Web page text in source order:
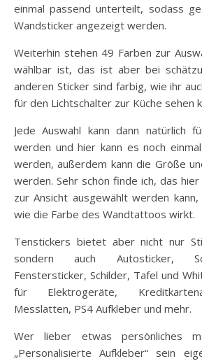
einmal passend unterteilt, sodass
Wandsticker angezeigt werden.
Weiterhin stehen 49 Farben zur
wählbar ist, das ist aber bei
anderen Sticker sind farbig, wie ihr
für den Lichtschalter zur Küche sehen
Jede Auswahl kann dann natürlich
werden und hier kann es noch
werden, außerdem kann die Größe
werden. Sehr schön finde ich, das
zur Ansicht ausgewählt werden
wie die Farbe des Wandtattoos wirkt.
Tenstickers bietet aber nicht nur
sondern auch Autosticker,
Fenstersticker, Schilder, Tafel und
für Elektrogeräte,
Messlatten, PS4 Aufkleber und mehr.
Wer lieber etwas persönliches
„Personalisierte Aufkleber“ sein